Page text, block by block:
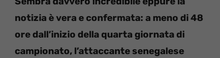
notizia è vera e confermata: a meno di 48
ore dall’inizio della quarta giornata di
campionato, l’attaccante senegalese